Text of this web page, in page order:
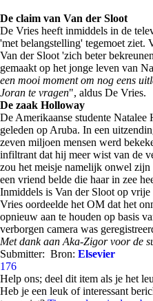
De claim van Van der Sloot
De Vries heeft inmiddels in de
'met belangstelling' tegemoet ziet.
Van der Sloot 'zich beter
gemaakt op het jonge leven van
een mooi moment om nog eens
Joran te vragen", aldus De Vries.
De zaak Holloway
De Amerikaanse studente
geleden op Aruba. In een
zeven miljoen mensen werd
infiltrant dat hij meer wist van de
zou het meisje namelijk onwel
een vriend belde die haar in zee
Inmiddels is Van der Sloot op
Vries oordeelde het OM dat het
opnieuw aan te houden op basis
verborgen camera was
Met dank aan Aka-Zigor voor de
Submitter: Bron: Elsevier
176
Help ons; deel dit item als je het
Heb je een leuk of interessant